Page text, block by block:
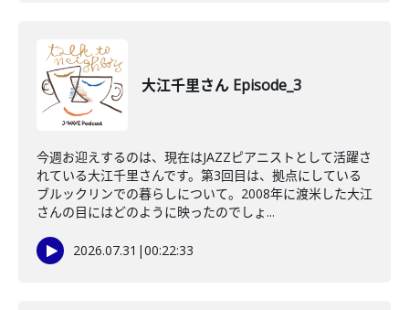
大江千里さん Episode_3
今週お迎えするのは、現在はJAZZピアニストとして活躍さ
れている大江千里さんです。第3回目は、拠点にしている
ブルックリンでの暮らしについて。2008年に渡米した大江
さんの目にはどのように映ったのでしょ...
2026.07.31 |00:22:33